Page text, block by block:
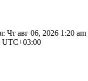
Чт авг 06, 2026 1:20 am
UTC+03:00